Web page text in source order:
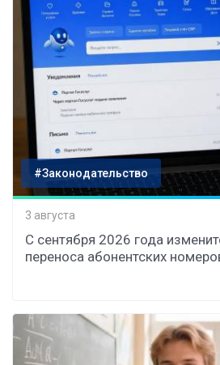
#Законодательство
3 августа
С сентября 2026 года
переноса абонентских